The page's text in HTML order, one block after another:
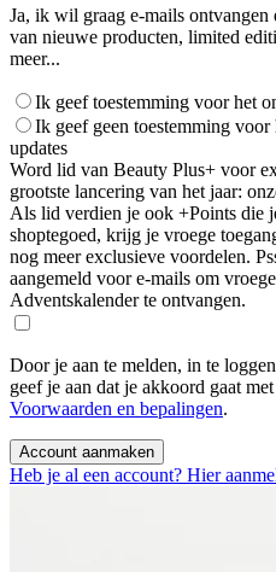
Ja, ik wil graag e-mails ontvangen
van nieuwe producten, limited
meer...
Ik geef toestemming voor het
Ik geef geen toestemming
updates
Word lid van Beauty Plus+ voor
grootste lancering van het jaar:
Als lid verdien je ook +Points die
shoptegoed, krijg je vroege
nog meer exclusieve voordelen.
aangemeld voor e-mails om
Adventskalender te ontvangen.
Door je aan te melden, in te
geef je aan dat je akkoord gaat
Voorwaarden en bepalingen.
Account aanmaken
Heb je al een account? Hier